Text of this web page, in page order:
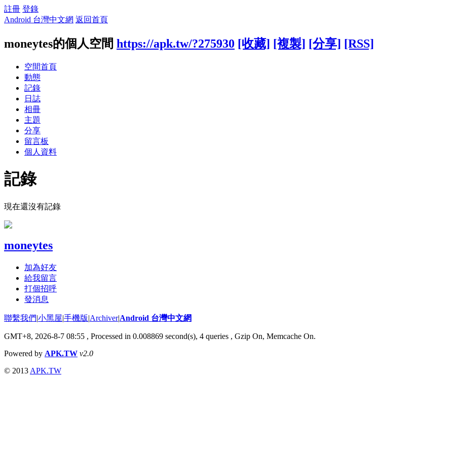
註冊 登錄
Android 台灣中文網 返回首頁
moneytes的個人空間 https://apk.tw/?275930 [收藏] [複製] [分享] [RSS]
空間首頁
動態
記錄
日誌
相冊
主題
分享
留言板
個人資料
記錄
現在還沒有記錄
moneytes
加為好友
給我留言
打個招呼
發消息
聯繫我們|小黑屋|手機版|Archiver|Android 台灣中文網
GMT+8, 2026-8-7 08:55 , Processed in 0.008869 second(s), 4 queries , Gzip On, Memcache On.
Powered by APK.TW v2.0
© 2013 APK.TW